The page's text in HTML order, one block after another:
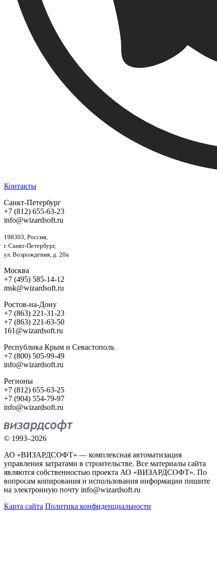
Контакты
Санкт-Петербург
+7 (812) 655-63-23
info@wizardsoft.ru
198303, Россия,
г. Санкт-Петербург,
ул. Возрождения, д. 20а
Москва
+7 (495) 585-14-12
msk@wizardsoft.ru
Ростов-на-Дону
+7 (863) 221-31-23
+7 (863) 221-63-50
161@wizardsoft.ru
Республика Крым и Севастополь
+7 (800) 505-99-49
info@wizardsoft.ru
Регионы
+7 (812) 655-63-25
+7 (904) 554-79-97
info@wizardsoft.ru
© 1993–2026
АО «ВИЗАРДСОФТ» — комплексная автоматизация
управления затратами в строительстве. Все материалы сайта
являются собственностью проекта АО «ВИЗАРДСОФТ». По
вопросам копирования и использования информации пишите
на электронную почту info@wizardsoft.ru
Карта сайта Политика конфиденциальности